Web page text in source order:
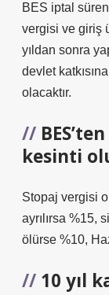
BES iptal
vergisi ve giriş
yıldan sonra
devlet
olacaktır.
kesinti
Stopaj vergisi
ayrılırsa %15,
ölürse %10,
10 yıl